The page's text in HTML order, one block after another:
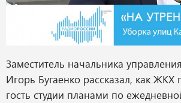
Заместитель начальника
Игорь Бугаенко рассказал, как
гость студии планами по